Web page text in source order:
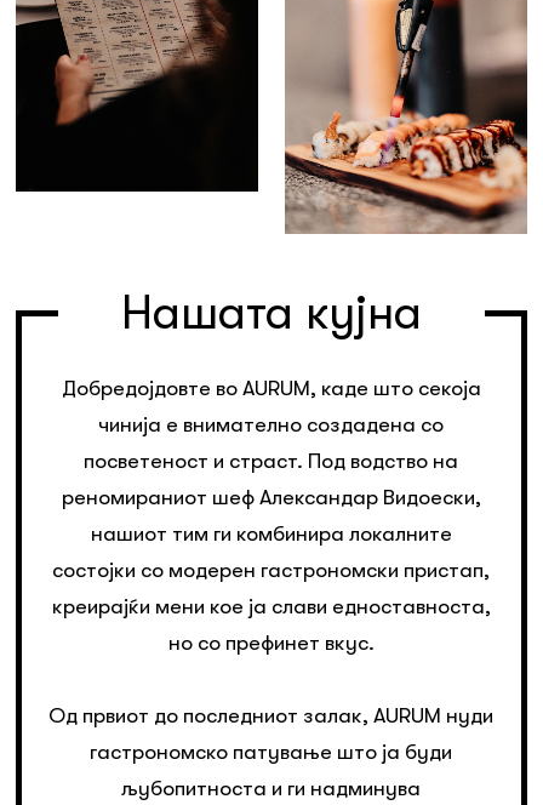
Нашата кујна
Добредојдовте во AURUM, каде што секоја
чинија е внимателно создадена со
посветеност и страст. Под водство на
реномираниот шеф Александар Видоески,
нашиот тим ги комбинира локалните
состојки со модерен гастрономски пристап,
креирајќи мени кое ја слави едноставноста,
но со префинет вкус.
Од првиот до последниот залак, AURUM нуди
гастрономско патување што ја буди
љубопитноста и ги надминува